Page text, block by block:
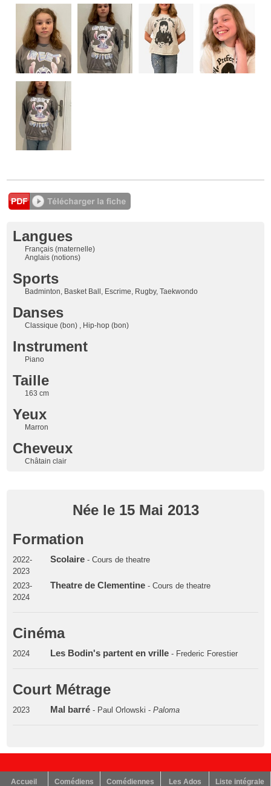
Langues
Français (maternelle)
Anglais (notions)
Sports
Badminton, Basket Ball, Escrime, Rugby, Taekwondo
Danses
Classique (bon) , Hip-hop (bon)
Instrument
Piano
Taille
163 cm
Yeux
Marron
Cheveux
Châtain clair
Née le 15 Mai 2013
Formation
2022-
2023
Scolaire- Cours de theatre
2023-
2024
Theatre de Clementine- Cours de theatre
Cinéma
2024 Les Bodin's partent en vrille- Frederic Forestier
Court Métrage
2023 Mal barré- Paul Orlowski - Paloma
Accueil Comédiens Comédiennes Les Ados Liste intégrale